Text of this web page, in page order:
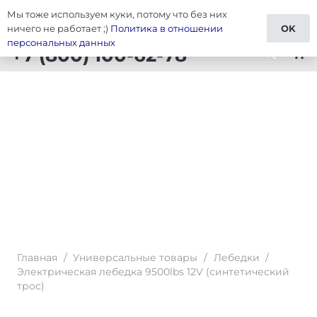
Тюнинг Универсальные товары
+7 (800) 100-62-78 shopping_cart
Главная / Универсальные товары / Лебедки /
Электрическая лебедка 9500lbs 12V (синтетический
трос)
Мы тоже используем куки, потому что без них
ничего не работает ;) Политика в отношении
персональных данных
OK